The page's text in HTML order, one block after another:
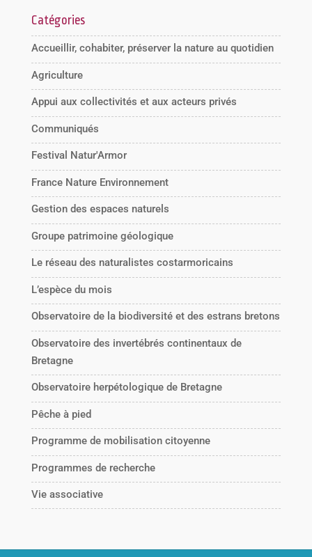
Catégories
Accueillir, cohabiter, préserver la nature au quotidien
Agriculture
Appui aux collectivités et aux acteurs privés
Communiqués
Festival Natur'Armor
France Nature Environnement
Gestion des espaces naturels
Groupe patrimoine géologique
Le réseau des naturalistes costarmoricains
L’espèce du mois
Observatoire de la biodiversité et des estrans bretons
Observatoire des invertébrés continentaux de
Bretagne
Observatoire herpétologique de Bretagne
Pêche à pied
Programme de mobilisation citoyenne
Programmes de recherche
Vie associative